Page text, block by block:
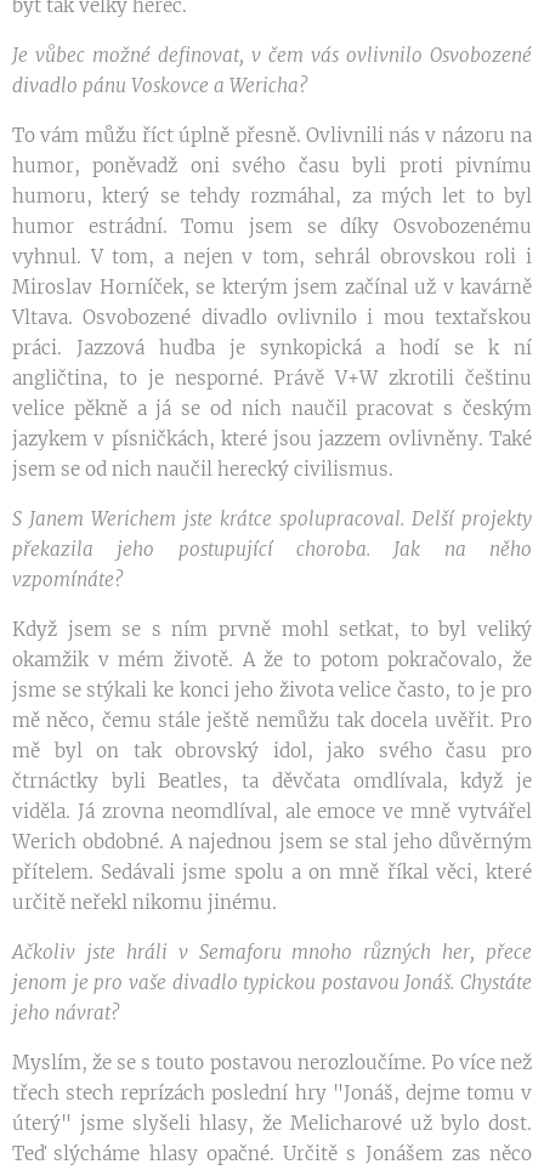
být tak velký herec.
Je vůbec možné definovat, v čem vás ovlivnilo Osvobozené
divadlo pánu Voskovce a Wericha?
To vám můžu říct úplně přesně. Ovlivnili nás v názoru na
humor, poněvadž oni svého času byli proti pivnímu
humoru, který se tehdy rozmáhal, za mých let to byl
humor estrádní. Tomu jsem se díky Osvobozenému
vyhnul. V tom, a nejen v tom, sehrál obrovskou roli i
Miroslav Horníček, se kterým jsem začínal už v kavárně
Vltava. Osvobozené divadlo ovlivnilo i mou textařskou
práci. Jazzová hudba je synkopická a hodí se k ní
angličtina, to je nesporné. Právě V+W zkrotili češtinu
velice pěkně a já se od nich naučil pracovat s českým
jazykem v písničkách, které jsou jazzem ovlivněny. Také
jsem se od nich naučil herecký civilismus.
S Janem Werichem jste krátce spolupracoval. Delší projekty
překazila jeho postupující choroba. Jak na něho
vzpomínáte?
Když jsem se s ním prvně mohl setkat, to byl veliký
okamžik v mém životě. A že to potom pokračovalo, že
jsme se stýkali ke konci jeho života velice často, to je pro
mě něco, čemu stále ještě nemůžu tak docela uvěřit. Pro
mě byl on tak obrovský idol, jako svého času pro
čtrnáctky byli Beatles, ta děvčata omdlívala, když je
viděla. Já zrovna neomdlíval, ale emoce ve mně vytvářel
Werich obdobné. A najednou jsem se stal jeho důvěrným
přítelem. Sedávali jsme spolu a on mně říkal věci, které
určitě neřekl nikomu jinému.
Ačkoliv jste hráli v Semaforu mnoho různých her, přece
jenom je pro vaše divadlo typickou postavou Jonáš. Chystáte
jeho návrat?
Myslím, že se s touto postavou nerozloučíme. Po více než
třech stech reprízách poslední hry "Jonáš, dejme tomu v
úterý" jsme slyšeli hlasy, že Melicharové už bylo dost.
Teď slýcháme hlasy opačné. Určitě s Jonášem zas něco